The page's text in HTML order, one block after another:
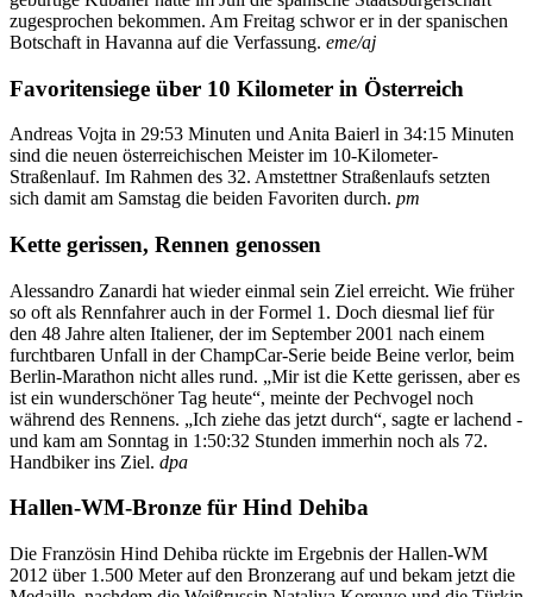
zugesprochen bekommen. Am Freitag schwor er in der spanischen
Botschaft in Havanna auf die Verfassung. eme/aj
Favoritensiege über 10 Kilometer in Österreich
Andreas Vojta in 29:53 Minuten und Anita Baierl in 34:15 Minuten
sind die neuen österreichischen Meister im 10-Kilometer-
Straßenlauf. Im Rahmen des 32. Amstettner Straßenlaufs setzten
sich damit am Samstag die beiden Favoriten durch. pm
Kette gerissen, Rennen genossen
Alessandro Zanardi hat wieder einmal sein Ziel erreicht. Wie früher
so oft als Rennfahrer auch in der Formel 1. Doch diesmal lief für
den 48 Jahre alten Italiener, der im September 2001 nach einem
furchtbaren Unfall in der ChampCar-Serie beide Beine verlor, beim
Berlin-Marathon nicht alles rund. „Mir ist die Kette gerissen, aber es
ist ein wunderschöner Tag heute“, meinte der Pechvogel noch
während des Rennens. „Ich ziehe das jetzt durch“, sagte er lachend -
und kam am Sonntag in 1:50:32 Stunden immerhin noch als 72.
Handbiker ins Ziel. dpa
Hallen-WM-Bronze für Hind Dehiba
Die Französin Hind Dehiba rückte im Ergebnis der Hallen-WM
2012 über 1.500 Meter auf den Bronzerang auf und bekam jetzt die